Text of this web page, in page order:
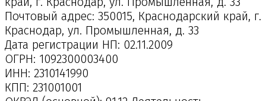
Почтовый адрес: 350015, Краснодарский край, г.
Краснодар, ул. Промышленная, д. 33
Дата регистрации НП: 02.11.2009
ОГРН: 1092300003400
ИНН: 2310141990
КПП: 231001001